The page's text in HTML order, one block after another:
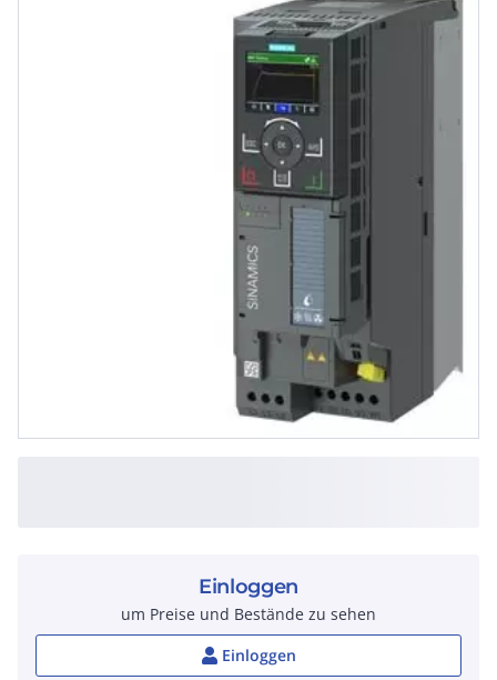
Einloggen
um Preise und Bestände zu sehen
Einloggen